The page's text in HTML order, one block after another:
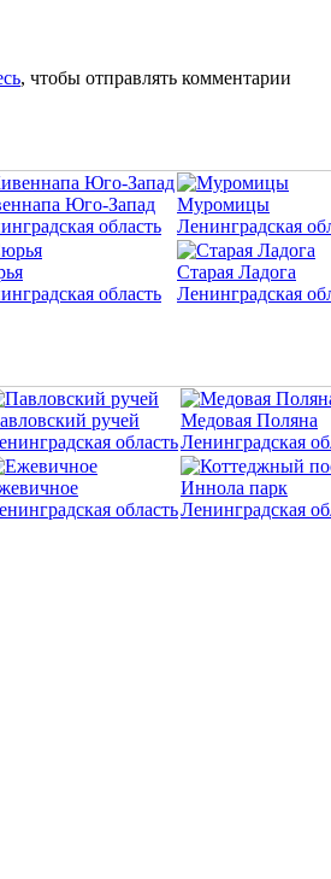
, чтобы отправлять комментарии
Юго-Запад
область
Муромицы
Ленинградская
область
Старая Ладога
Ленинградская
ручей
область
Медовая Поляна
Ленинградская
область
Иннола парк
Ленинградская